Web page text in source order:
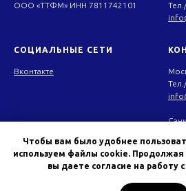
Чтобы вам было удобнее
используем файлы cookie. Продолжая
вы даете согласие на работу
ООО «ТТФМ» ИНН 7811742101
СОЦИАЛЬНЫЕ СЕТИ
Вконтакте